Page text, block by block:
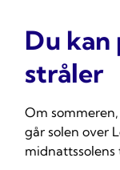
Du kan
stråler
Om
går solen over
midnattssolens